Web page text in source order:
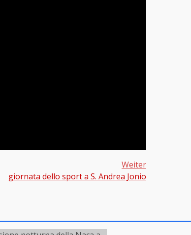
Weiter
giornata dello sport a S. Andrea Jonio